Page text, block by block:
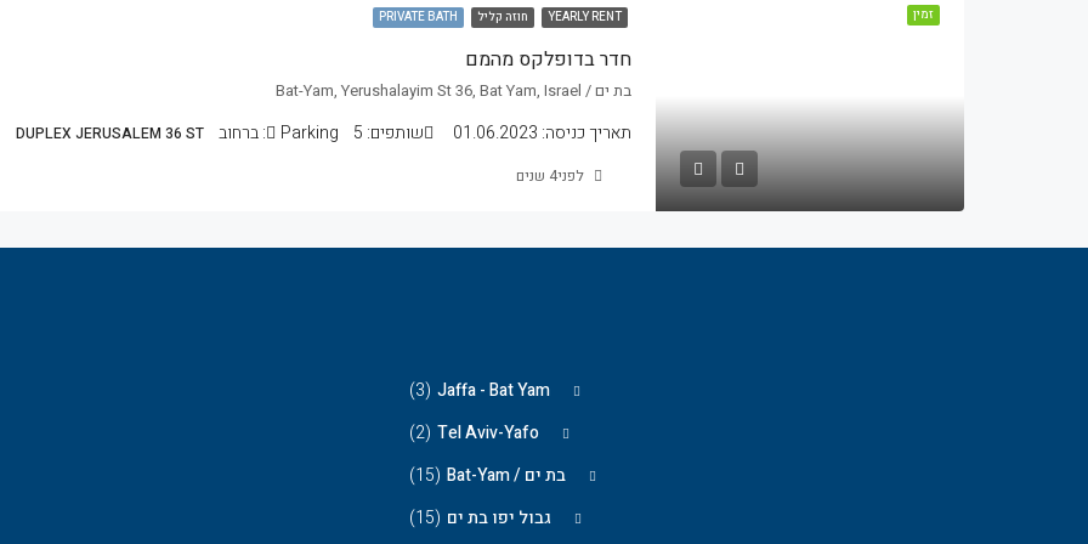
זמין YEARLY RENT חוזה קליל PRIVATE BATH
חדר בדופלקס מהמם
בת ים / Bat-Yam, Yerushalayim St 36, Bat Yam, Israel
תאריך כניסה: 01.06.2023 שותפים: 5
Parking: ברחוב DUPLEX JERUSALEM 36 ST
לפני4 שנים
Jaffa - Bat Yam
(3)
Tel Aviv-Yafo
(2)
בת ים / Bat-Yam
(15)
גבול יפו בת ים (15)